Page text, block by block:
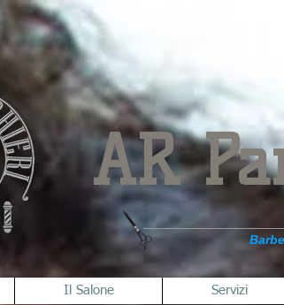
AR
Il Salone Servizi